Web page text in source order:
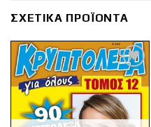
ΣΧΕΤΙΚΆ ΠΡΟΪΌΝΤΑ
Πρόσθήκη
στην λίστα
επιθυμιών